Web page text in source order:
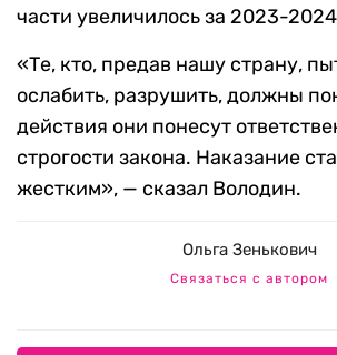
части увеличилось за 2023-
«Те, кто, предав нашу страну,
ослабить, разрушить, должны
действия они понесут
строгости закона. Наказание
жестким», — сказал Володин.
Ольга Зенькович
Связаться с автором